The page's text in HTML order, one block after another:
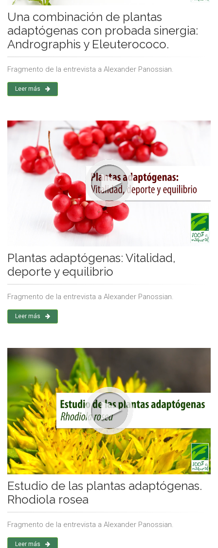
Una combinación de plantas
adaptógenas con probada sinergia:
Andrographis y Eleuterococo.
Fragmento de la entrevista a Alexander Panossian.
Leer más
Plantas adaptógenas: Vitalidad,
deporte y equilibrio
Fragmento de la entrevista a Alexander Panossian.
Leer más
Estudio de las plantas adaptógenas.
Rhodiola rosea
Fragmento de la entrevista a Alexander Panossian.
Leer más